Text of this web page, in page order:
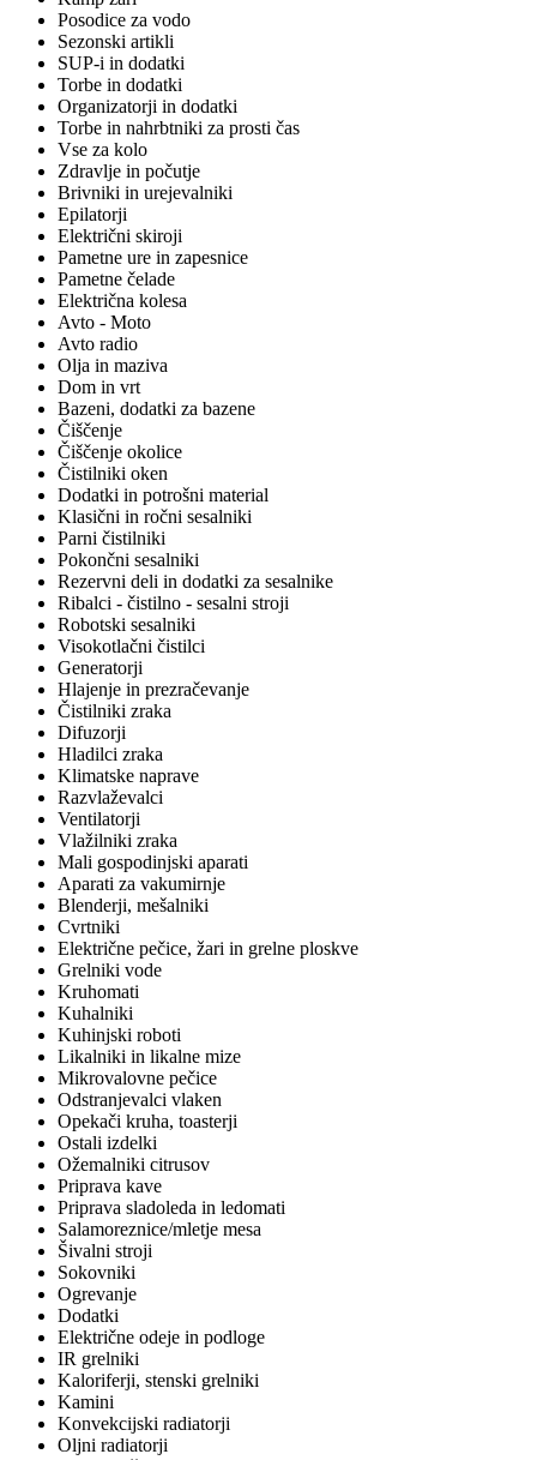
Posodice za vodo
Sezonski artikli
SUP-i in dodatki
Torbe in dodatki
Organizatorji in dodatki
Torbe in nahrbtniki za prosti čas
Vse za kolo
Zdravlje in počutje
Brivniki in urejevalniki
Epilatorji
Električni skiroji
Pametne ure in zapesnice
Pametne čelade
Električna kolesa
Avto - Moto
Avto radio
Olja in maziva
Dom in vrt
Bazeni, dodatki za bazene
Čiščenje
Čiščenje okolice
Čistilniki oken
Dodatki in potrošni material
Klasični in ročni sesalniki
Parni čistilniki
Pokončni sesalniki
Rezervni deli in dodatki za sesalnike
Ribalci - čistilno - sesalni stroji
Robotski sesalniki
Visokotlačni čistilci
Generatorji
Hlajenje in prezračevanje
Čistilniki zraka
Difuzorji
Hladilci zraka
Klimatske naprave
Razvlaževalci
Ventilatorji
Vlažilniki zraka
Mali gospodinjski aparati
Aparati za vakumirnje
Blenderji, mešalniki
Cvrtniki
Električne pečice, žari in grelne ploskve
Grelniki vode
Kruhomati
Kuhalniki
Kuhinjski roboti
Likalniki in likalne mize
Mikrovalovne pečice
Odstranjevalci vlaken
Opekači kruha, toasterji
Ostali izdelki
Ožemalniki citrusov
Priprava kave
Priprava sladoleda in ledomati
Salamoreznice/mletje mesa
Šivalni stroji
Sokovniki
Ogrevanje
Dodatki
Električne odeje in podloge
IR grelniki
Kaloriferji, stenski grelniki
Kamini
Konvekcijski radiatorji
Oljni radiatorji